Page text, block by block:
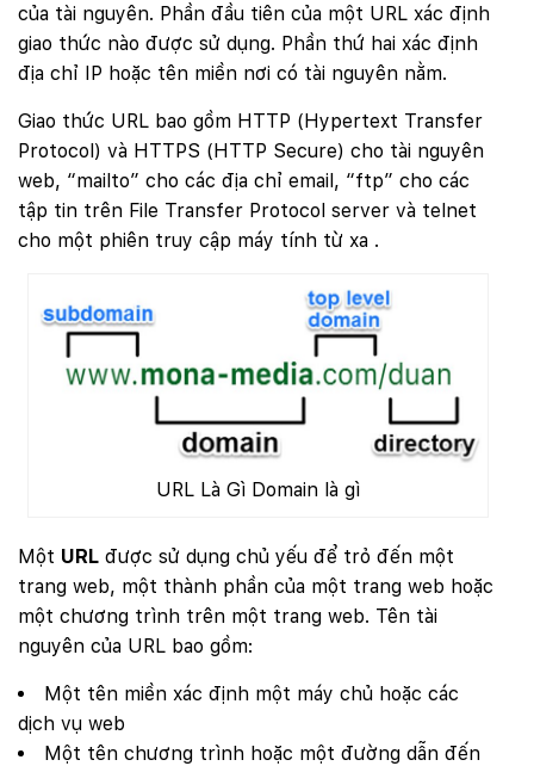
của tài nguyên. Phần đầu tiên của một URL xác định
giao thức nào được sử dụng. Phần thứ hai xác định
địa chỉ IP hoặc tên miền nơi có tài nguyên nằm.
Giao thức URL bao gồm HTTP (Hypertext Transfer
Protocol) và HTTPS (HTTP Secure) cho tài nguyên
web, “mailto” cho các địa chỉ email, “ftp” cho các
tập tin trên File Transfer Protocol server và telnet
cho một phiên truy cập máy tính từ xa .
URL Là Gì Domain là gì
Một URL được sử dụng chủ yếu để trỏ đến một
trang web, một thành phần của một trang web hoặc
một chương trình trên một trang web. Tên tài
nguyên của URL bao gồm:
Một tên miền xác định một máy chủ hoặc các
dịch vụ web
Một tên chương trình hoặc một đường dẫn đến